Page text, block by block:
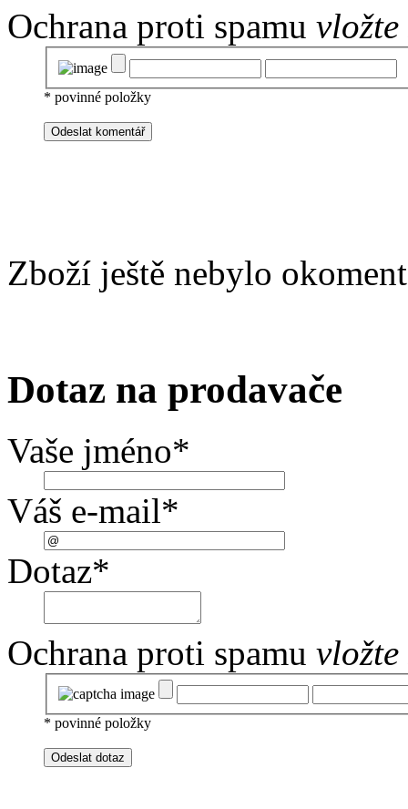
Ochrana proti spamu
* povinné položky
Zboží ještě nebylo
Dotaz na prodavače
Vaše jméno*
Váš e-mail*
Dotaz*
Ochrana proti spamu
* povinné položky